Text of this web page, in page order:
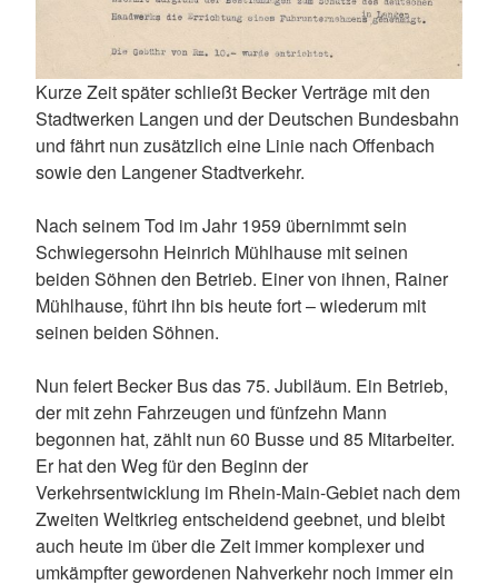
Kurze Zeit später schließt Becker Verträge mit den
Stadtwerken Langen und der Deutschen Bundesbahn
und fährt nun zusätzlich eine Linie nach Offenbach
sowie den Langener Stadtverkehr.
Nach seinem Tod im Jahr 1959 übernimmt sein
Schwiegersohn Heinrich Mühlhause mit seinen
beiden Söhnen den Betrieb. Einer von ihnen, Rainer
Mühlhause, führt ihn bis heute fort – wiederum mit
seinen beiden Söhnen.
Nun feiert Becker Bus das 75. Jubiläum. Ein Betrieb,
der mit zehn Fahrzeugen und fünfzehn Mann
begonnen hat, zählt nun 60 Busse und 85 Mitarbeiter.
Er hat den Weg für den Beginn der
Verkehrsentwicklung im Rhein-Main-Gebiet nach dem
Zweiten Weltkrieg entscheidend geebnet, und bleibt
auch heute im über die Zeit immer komplexer und
umkämpfter gewordenen Nahverkehr noch immer ein